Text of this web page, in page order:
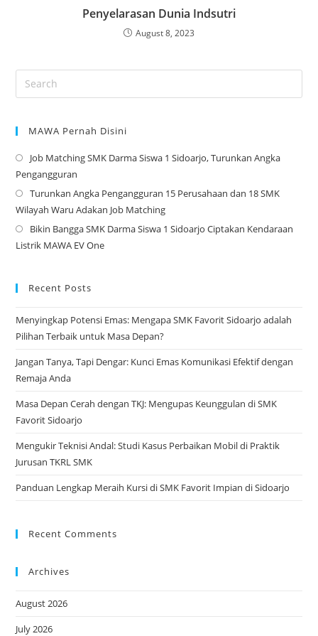
Penyelarasan Dunia Indsutri
August 8, 2023
MAWA Pernah Disini
Job Matching SMK Darma Siswa 1 Sidoarjo, Turunkan Angka
Pengangguran
Turunkan Angka Pengangguran 15 Perusahaan dan 18 SMK
Wilayah Waru Adakan Job Matching
Bikin Bangga SMK Darma Siswa 1 Sidoarjo Ciptakan Kendaraan
Listrik MAWA EV One
Recent Posts
Menyingkap Potensi Emas: Mengapa SMK Favorit Sidoarjo adalah
Pilihan Terbaik untuk Masa Depan?
Jangan Tanya, Tapi Dengar: Kunci Emas Komunikasi Efektif dengan
Remaja Anda
Masa Depan Cerah dengan TKJ: Mengupas Keunggulan di SMK
Favorit Sidoarjo
Mengukir Teknisi Andal: Studi Kasus Perbaikan Mobil di Praktik
Jurusan TKRL SMK
Panduan Lengkap Meraih Kursi di SMK Favorit Impian di Sidoarjo
Recent Comments
Archives
August 2026
July 2026